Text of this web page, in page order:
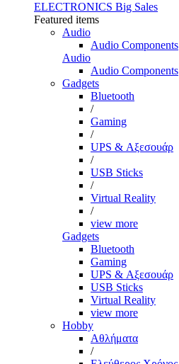
ELECTRONICS Big Sales
Featured items
Audio
Audio Components
Audio
Audio Components
Gadgets
Bluetooth
/
Gaming
/
UPS & Αξεσουάρ
/
USB Sticks
/
Virtual Reality
/
view more
Gadgets
Bluetooth
Gaming
UPS & Αξεσουάρ
USB Sticks
Virtual Reality
view more
Hobby
Αθλήματα
/